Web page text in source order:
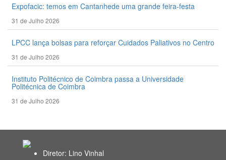
Expofacic: temos em Cantanhede uma grande feira-festa
31 de Julho 2026
LPCC lança bolsas para reforçar Cuidados Paliativos no Centro
31 de Julho 2026
Instituto Politécnico de Coimbra passa a Universidade
Politécnica de Coimbra
31 de Julho 2026
Diretor: Lino Vinhal